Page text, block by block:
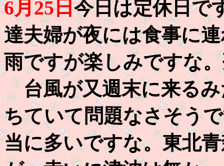
6月25日 今日は定休日で
達夫婦が夜には食事に
雨ですが楽しみですな
台風が又週末に来るみ
ちていて問題なさそう
当に多いですな。東北